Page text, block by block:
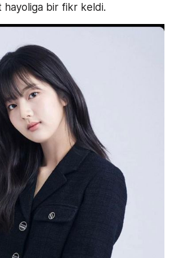
hayoliga bir fikr keldi.